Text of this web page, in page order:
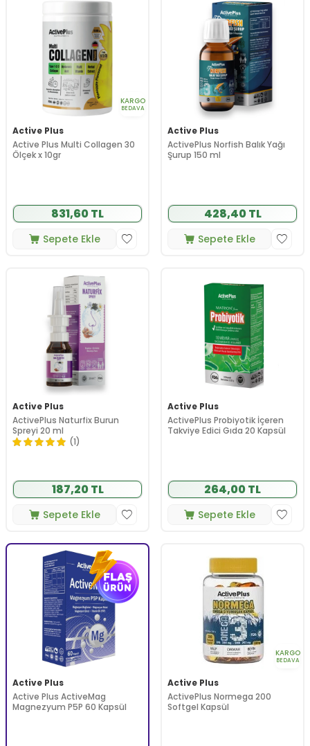
KARGO
BEDAVA
Active Plus
Active Plus Multi Collagen 30
Ölçek x 10gr
831,60 TL
Sepete Ekle
Active Plus
ActivePlus Norfish Balık Yağı
Şurup 150 ml
428,40 TL
Sepete Ekle
Active Plus
ActivePlus Naturfix Burun
Spreyi 20 ml
(1)
187,20 TL
Sepete Ekle
Active Plus
ActivePlus Probiyotik İçeren
Takviye Edici Gıda 20 Kapsül
264,00 TL
Sepete Ekle
Active Plus
Active Plus ActiveMag
Magnezyum P5P 60 Kapsül
KARGO
BEDAVA
Active Plus
ActivePlus Normega 200
Softgel Kapsül